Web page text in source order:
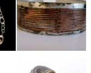
Elisabeth
Müller-Quade